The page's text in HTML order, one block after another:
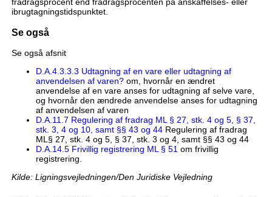
fradragsprocent end fradragsprocenten på anskaffelses- eller
ibrugtagningstidspunktet.
Se også
Se også afsnit
D.A.4.3.3.3 Udtagning af en vare eller udtagning af
anvendelsen af varen?om, hvornår en ændret
anvendelse af en vare anses for udtagning af selve vare,
og hvornår den ændrede anvendelse anses for udtagning
af anvendelsen af varen
D.A.11.7 Regulering af fradrag ML § 27, stk. 4 og 5, § 37,
stk. 3, 4 og 10, samt §§ 43 og 44Regulering af fradrag
ML§ 27, stk. 4 og 5, § 37, stk. 3 og 4, samt §§ 43 og 44
D.A.14.5 Frivillig registrering ML § 51 om frivillig
registrering.
Kilde: Ligningsvejledningen/Den Juridiske Vejledning